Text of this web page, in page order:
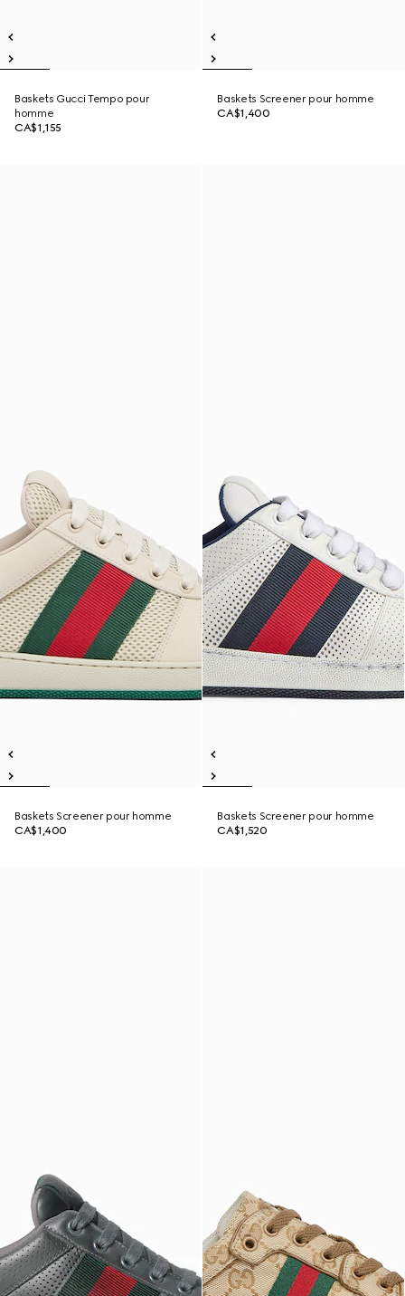
Baskets Gucci Tempo pour
homme
CA$1,155
Baskets Screener pour homme
CA$1,400
Baskets Screener pour homme
CA$1,400
Baskets Screener pour homme
CA$1,520